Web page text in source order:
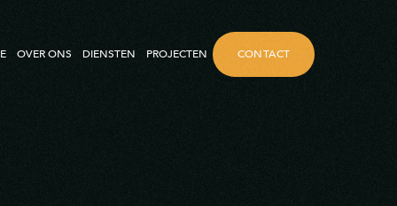
OVER ONS DIENSTEN PROJECTEN CONTACT